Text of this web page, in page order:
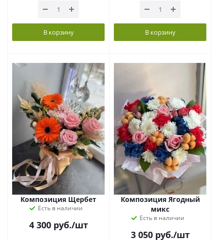
В корзину В корзину
Композиция Щербет
Есть в наличии
4 300руб./шт
Композиция Ягодный
микс
Есть в наличии
3 050руб./шт